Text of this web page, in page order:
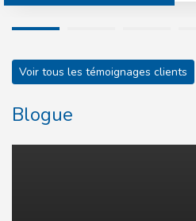
Voir tous les témoignages clients
Blogue